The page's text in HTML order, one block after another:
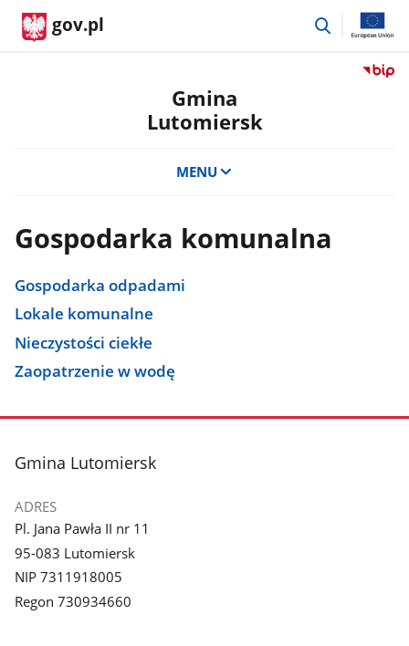
gov.pl
przejdź
Przejdź
Gmina
Lutomiersk
MENU
Gospodarka komunalna
Gospodarka odpadami
Lokale komunalne
Nieczystości ciekłe
Zaopatrzenie w wodę
stopka
Gmina Lutomiersk
ADRES
Pl. Jana Pawła II nr 11
95-083 Lutomiersk
NIP 7311918005
Regon 730934660